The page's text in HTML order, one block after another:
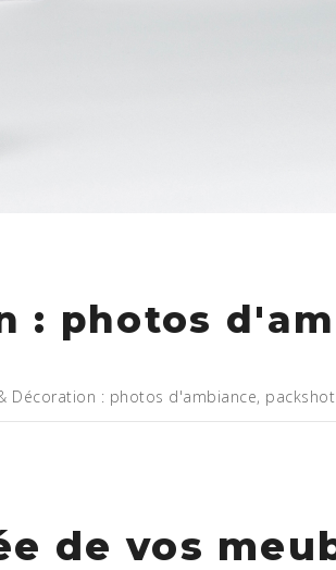
: photos
Décoration : photos d'ambiance, packshot
de vos